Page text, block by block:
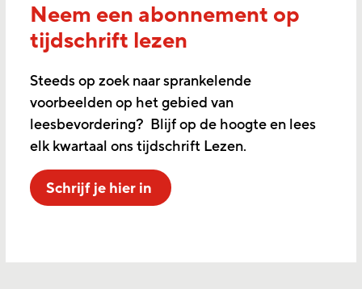
Neem een abonnement op
tijdschrift lezen
Steeds op zoek naar sprankelende
voorbeelden op het gebied van
leesbevordering? Blijf op de hoogte en lees
elk kwartaal ons tijdschrift Lezen.
Schrijf je hier in